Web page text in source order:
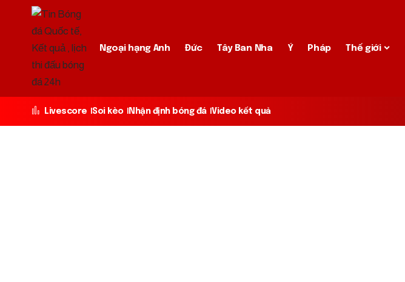
Ngoại hạng Anh Đức Tây Ban Nha Ý Pháp Thế giới
Livescore Soi kèo Nhận định bóng đá Video kết quả